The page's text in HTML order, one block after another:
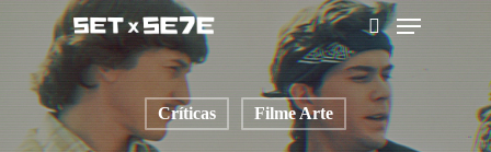
content
pesquisar
Menu
Críticas Filme Arte